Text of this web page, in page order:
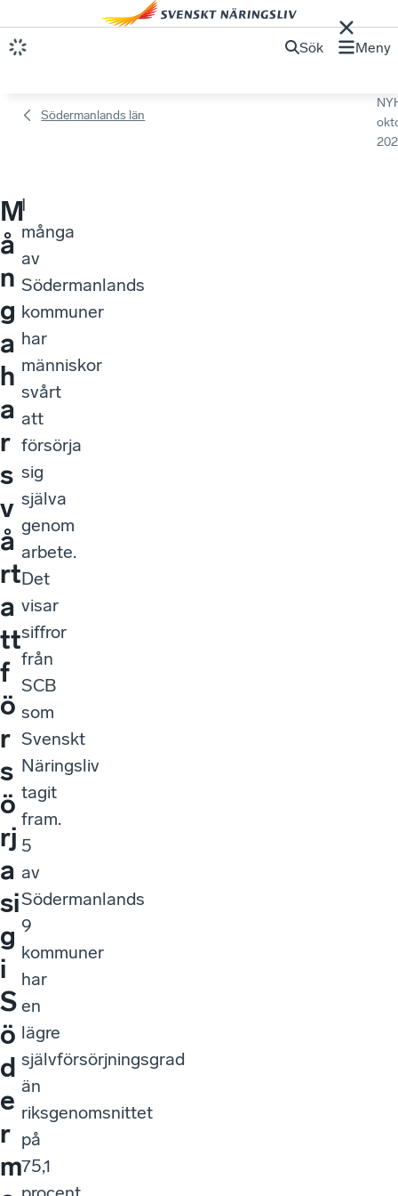
Sök Meny
Södermanlands län
M
å
n
g
a
h
a
r
s
v
å
rt
a
tt
f
ö
r
s
ö
rj
a
si
g
i
S
ö
d
e
r
m
I
många
av
Södermanlands
kommuner
har
människor
svårt
att
försörja
sig
själva
genom
arbete.
Det
visar
siffror
från
SCB
som
Svenskt
Näringsliv
tagit
fram.
5
av
Södermanlands
9
kommuner
har
en
lägre
självförsörjningsgrad
än
riksgenomsnittet
på
75,1